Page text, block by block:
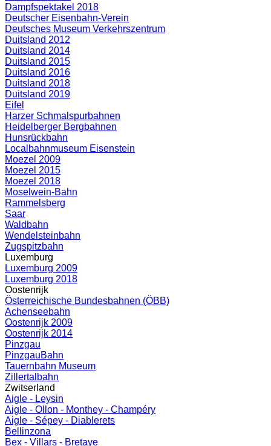
Dampfspektakel 2018
Deutscher Eisenbahn-Verein
Deutsches Museum Verkehrszentrum
Duitsland 2012
Duitsland 2014
Duitsland 2015
Duitsland 2016
Duitsland 2018
Duitsland 2019
Eifel
Harzer Schmalspurbahnen
Heidelberger Bergbahnen
Hunsrückbahn
Localbahnmuseum Eisenstein
Moezel 2009
Moezel 2015
Moezel 2018
Moselwein-Bahn
Rammelsberg
Saar
Waldbahn
Wendelsteinbahn
Zugspitzbahn
Luxemburg
Luxemburg 2009
Luxemburg 2018
Oostenrijk
Österreichische Bundesbahnen (ÖBB)
Achenseebahn
Oostenrijk 2009
Oostenrijk 2014
Pinzgau
PinzgauBahn
Tauernbahn Museum
Zillertalbahn
Zwitserland
Aigle - Leysin
Aigle - Ollon - Monthey - Champéry
Aigle - Sépey - Diablerets
Bellinzona
Bex - Villars - Bretaye